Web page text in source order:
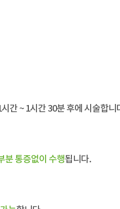
간 ~ 1시간 30분 후에 시술합니
분 통증없이 수행됩니다.